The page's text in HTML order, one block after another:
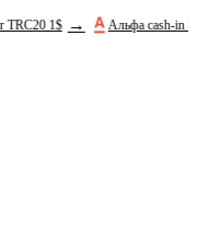
→ Альфа cash-in 83.6₽